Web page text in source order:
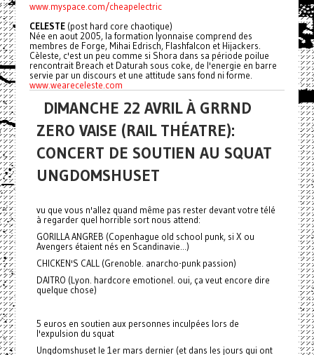
www.myspace.com/cheapelectric
CELESTE (post hard core chaotique)
Née en aout 2005, la formation lyonnaise comprend des
membres de Forge, Mihai Edrisch, Flashfalcon et Hijackers.
Cèleste, c'est un peu comme si Shora dans sa période poilue
rencontrait Breach et Daturah sous coke, de l'energie en barre
servie par un discours et une attitude sans fond ni forme.
www.weareceleste.com
DIMANCHE 22 AVRIL À GRRND
ZERO VAISE (RAIL THÉATRE):
CONCERT DE SOUTIEN AU SQUAT
UNGDOMSHUSET
vu que vous n'allez quand même pas rester devant votre télé
à regarder quel horrible sort nous attend:
GORILLA ANGREB (Copenhague old school punk, si X ou
Avengers étaient nés en Scandinavie...)
CHICKEN'S CALL (Grenoble. anarcho-punk passion)
DAITRO (Lyon. hardcore emotionel. oui, ça veut encore dire
quelque chose)
5 euros en soutien aux personnes inculpées lors de
l'expulsion du squat
Ungdomshuset le 1er mars dernier (et dans les jours qui ont